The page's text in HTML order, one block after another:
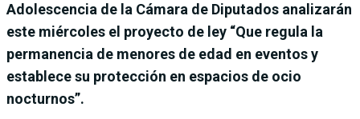
Adolescencia de la Cámara de Diputados analizarán
este miércoles el proyecto de ley “Que regula la
permanencia de menores de edad en eventos y
establece su protección en espacios de ocio
nocturnos”.